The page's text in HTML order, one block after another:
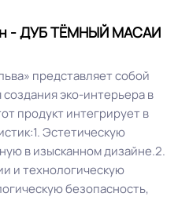
на территории
РФ и СНГ
- ДУБ ТЁМНЫЙ МАСАИ
представляет собой
эко-интерьера в
продукт интегрирует в
Эстетическую
в изысканном дизайне.2.
и технологическую
безопасность,